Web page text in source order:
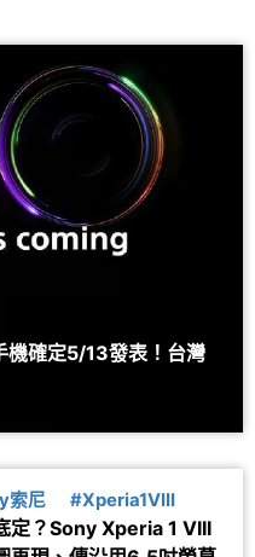
確定5/13發表！台灣
索尼 #Xperia1VIII
定？Sony Xperia 1 VIII